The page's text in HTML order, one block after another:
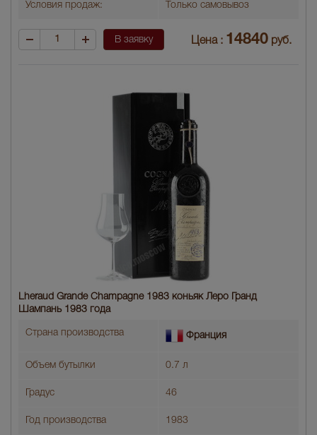
Условия продаж: Только самовывоз
В заявку Цена : 14840 руб.
Lheraud Grande Champagne 1983 коньяк Леро Гранд
Шампань 1983 года
Страна производства Франция
Объем бутылки 0.7 л
Градус 46
Год производства 1983